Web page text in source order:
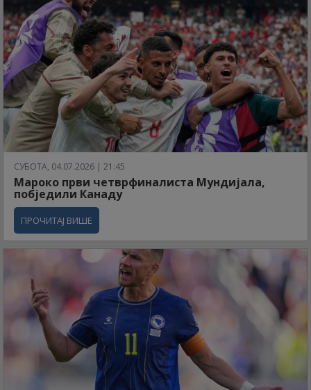
СУБОТА, 04.07.2026 | 21:45
Мароко први четврфиналиста Мундијала,
побједили Канаду
ПРОЧИТАЈ ВИШЕ